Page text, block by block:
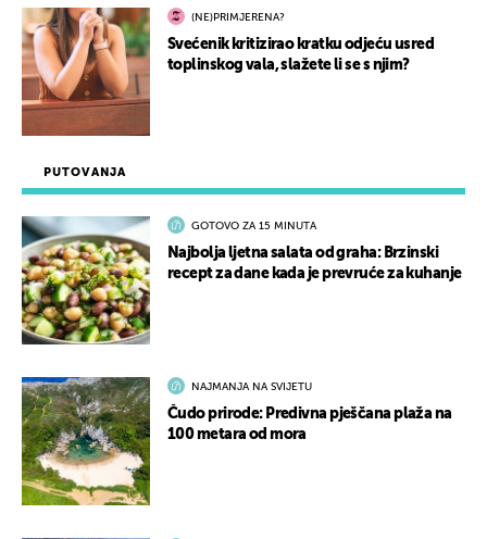
PUTOVANJA
GOTOVO ZA 15 MINUTA
Najbolja ljetna salata od graha: Brzinski
recept za dane kada je prevruće za kuhanje
NAJMANJA NA SVIJETU
Čudo prirode: Predivna pješčana plaža na
100 metara od mora
(NE)PRIMJERENA?
Svećenik kritizirao kratku odjeću usred
toplinskog vala, slažete li se s njim?